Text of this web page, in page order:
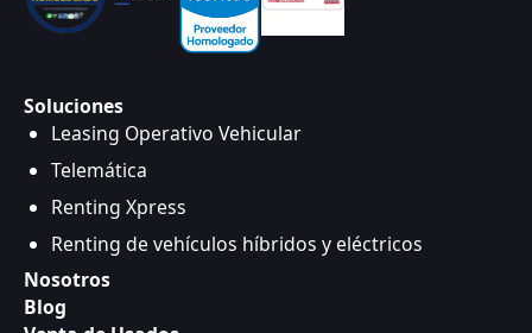
Soluciones
Leasing Operativo Vehicular
Telemática
Renting Xpress
Renting de vehículos híbridos y eléctricos
Nosotros
Blog